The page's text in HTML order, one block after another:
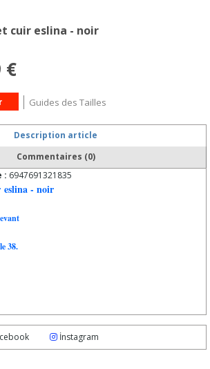
cuir eslina - noir
€
Guides des Tailles
Description article
Commentaires (0)
: 6947691321835
eslina - noir
38.
4 cm.
İnstagram